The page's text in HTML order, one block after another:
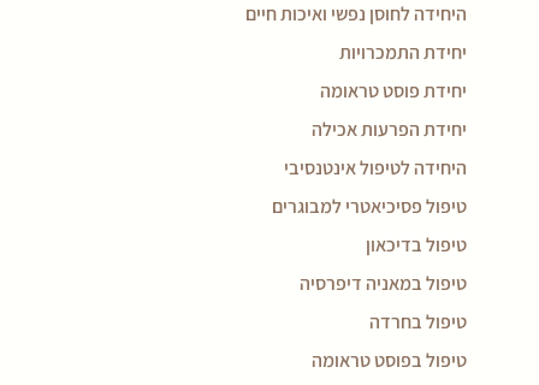
היחידה לחוסן נפשי ואיכות חיים
יחידת התמכרויות
יחידת פוסט טראומה
יחידת הפרעות אכילה
היחידה לטיפול אינטנסיבי
טיפול פסיכיאטרי למבוגרים
טיפול בדיכאון
טיפול במאניה דיפרסיה
טיפול בחרדה
טיפול בפוסט טראומה